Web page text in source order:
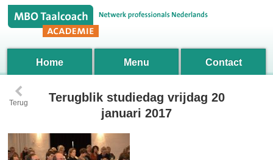
Home Menu Contact
‹
Terug
Terugblik studiedag vrijdag 20
januari 2017